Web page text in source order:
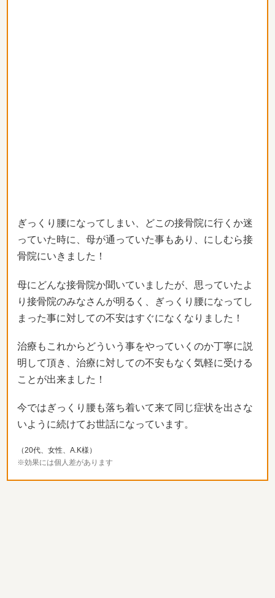
ぎっくり腰になってしまい、
どこの接骨院に行くか迷
っていた時に、母が通っていた事もあり、 にしむら接
骨院にいきました！
母にどんな接骨院か聞いていましたが、 思っていたよ
り接骨院のみなさんが明るく、
ぎっくり腰になってし
まった事に対しての不安はすぐになくなりま した！
治療もこれからどういう事をやっていくのか丁寧に説
明して頂き、 治療に対しての不安もなく気軽に受ける
ことが出来ました！
今ではぎっくり腰も落ち着いて来て同じ症状を出さな
いように続けてお世話になっています。
（20代、女性、A.K様）
※効果には個人差があります